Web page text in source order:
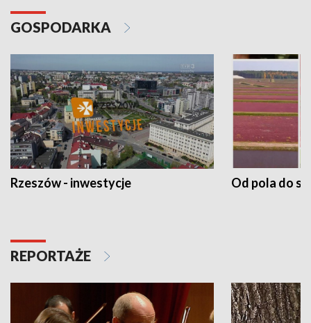
GOSPODARKA
Rzeszów - inwestycje Od pola do
REPORTAŻE